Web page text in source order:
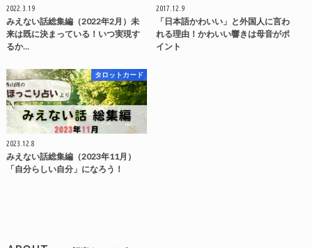
2022.3.19
みえない話総集編（2022年2月）未
来は既に決まっている！いつ実現す
るか…
2017.12.9
「日本語かわいい」と外国人に言わ
れる理由！かわいい響きは母音がポ
イント
タロットカード
2023.12.8
みえない話総集編（2023年11月）
「自分らしい自分」になろう！